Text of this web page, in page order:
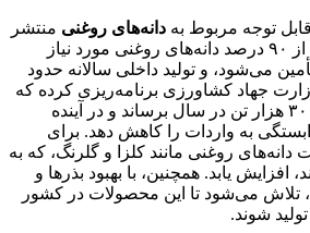
توجه مربوط به دانه‌های روغنی منتشر
شد، در حال حاضر، بیش از ۹۰ درصد دانه‌های روغنی مورد نیاز
می‌شود، و تولید داخلی سالانه حدود
وزارت جهاد کشاورزی برنامه‌ریزی کرده که
این میزان را به بیش از ۳۰۰ هزار تن در سال برساند و در آینده
۷۰ درصد وابستگی به واردات را کاهش دهد. برای
روغنی مانند کلزا و گلرنگ، که به
افزایش یابد. همچنین، با بهبود بذرها و
تلاش می‌شود تا این محصولات در کشور
شوند.